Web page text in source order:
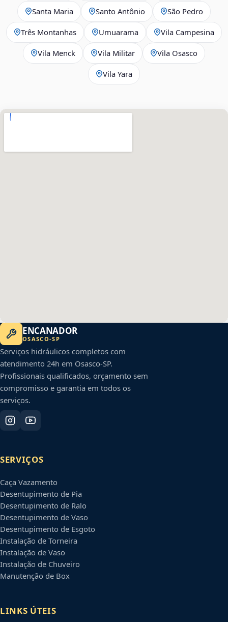
Santa Maria Santo Antônio São Pedro
Três Montanhas Umuarama Vila Campesina
Vila Menck Vila Militar Vila Osasco
Vila Yara
ENCANADOR
OSASCO-SP
Serviços hidráulicos completos com
atendimento 24h em Osasco-SP.
Profissionais qualificados, orçamento sem
compromisso e garantia em todos os
serviços.
SERVIÇOS
Caça Vazamento
Desentupimento de Pia
Desentupimento de Ralo
Desentupimento de Vaso
Desentupimento de Esgoto
Instalação de Torneira
Instalação de Vaso
Instalação de Chuveiro
Manutenção de Box
LINKS ÚTEIS